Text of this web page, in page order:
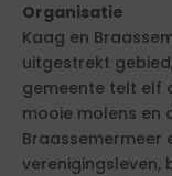
Organisatie
Kaag en
uitgestrekt
gemeente telt elf
mooie molens en
Braassemermeer
verenigingsleven,